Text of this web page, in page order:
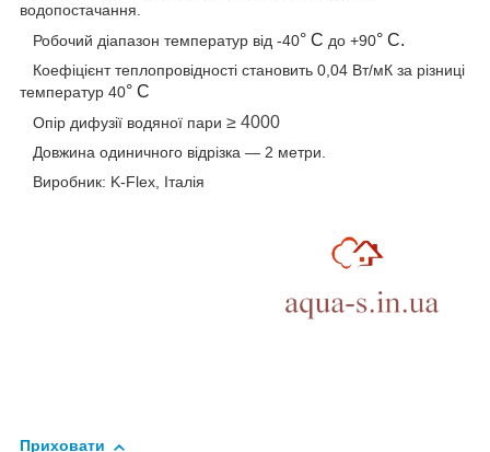
водопостачання.
Робочий діапазон температур від -40° С до +90° С.
Коефіцієнт теплопровідності становить 0,04 Вт/мК за різниці
температур 40° С
Опір дифузії водяної пари ≥ 4000
Довжина одиничного відрізка — 2 метри.
Виробник: K-Flex, Італія
Приховати